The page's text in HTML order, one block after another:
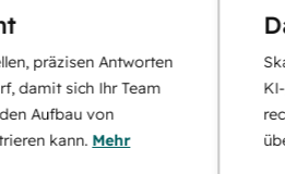
Antworten
sich Ihr Team
von
kann.Mehr
KI-
über